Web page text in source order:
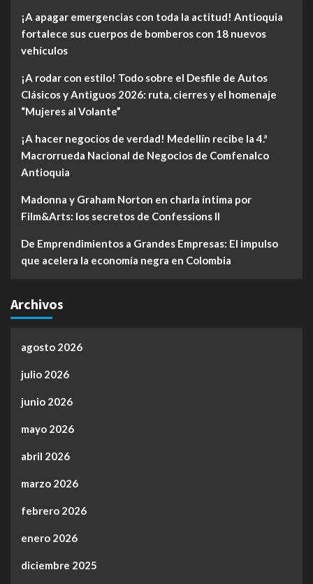
¡A apagar emergencias con toda la actitud! Antioquia
fortalece sus cuerpos de bomberos con 18 nuevos
vehículos
¡A rodar con estilo! Todo sobre el Desfile de Autos
Clásicos y Antiguos 2026: ruta, cierres y el homenaje
“Mujeres al Volante”
¡A hacer negocios de verdad! Medellín recibe la 4.ª
Macrorrueda Nacional de Negocios de Comfenalco
Antioquia
Madonna y Graham Norton en charla íntima por
Film&Arts: los secretos de Confessions II
De Emprendimientos a Grandes Empresas: El impulso
que acelera la economía negra en Colombia
Archivos
agosto 2026
julio 2026
junio 2026
mayo 2026
abril 2026
marzo 2026
febrero 2026
enero 2026
diciembre 2025